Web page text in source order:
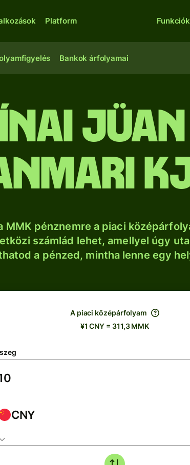
Platform Funkciók
Bankok árfolyamai
jüan
MMK pénznemre a piaci
számlád lehet, amellyel úgy
a pénzed, mintha lenne egy
A piaci középárfolyam
¥1 CNY = 311,3 MMK
CNY